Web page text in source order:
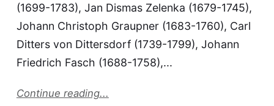
(1699-1783), Jan Dismas Zelenka (1679-1745),
Johann Christoph Graupner (1683-1760), Carl
Ditters von Dittersdorf (1739-1799), Johann
Friedrich Fasch (1688-1758),...
Continue reading...